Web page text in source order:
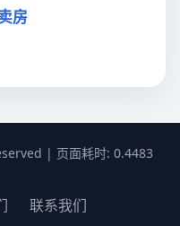
房
| 页面耗时: 0.4483
联系我们